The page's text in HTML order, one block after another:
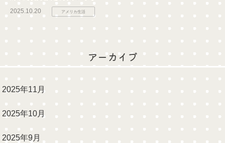
2025.10.20 アメリカ生活
アーカイブ
2025年11月
2025年10月
2025年9月